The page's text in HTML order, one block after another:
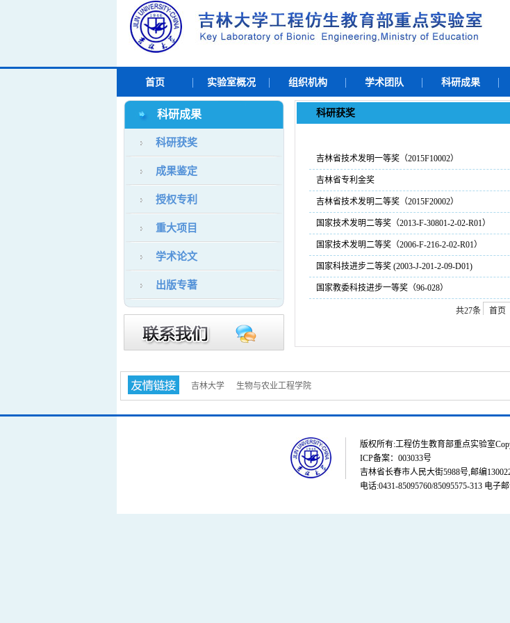
首页 实验室概况 组织机构 学术团队 科研成果
科研成果
科研获奖
成果鉴定
授权专利
重大项目
学术论文
出版专著
科研获奖
吉林省技术发明一等奖（2015F10002）
吉林省专利金奖
吉林省技术发明二等奖（2015F20002）
国家技术发明二等奖（2013-F-30801-2-02-R01）
国家技术发明二等奖（2006-F-216-2-02-R01）
国家科技进步二等奖 (2003-J-201-2-09-D01)
国家教委科技进步一等奖（96-028）
共27条 首页
吉林大学 生物与农业工程学院
版权所有:工程仿生教育部重点实验室
ICP备案：003033号
吉林省长春市人民大街5988号,邮编
电话:0431-85095760/85095575-313 电子